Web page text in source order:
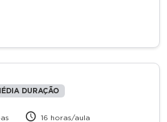
DURAÇÃO
16 horas/aula